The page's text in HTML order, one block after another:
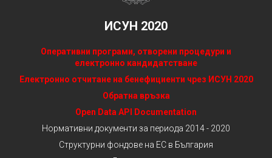
ИСУН 2020
Оперативни програми, отворени процедури и
електронно кандидатстване
Електронно отчитане на бенефициенти чрез ИСУН 2020
Обратна връзка
Open Data API Documentation
Нормативни документи за периода 2014 - 2020
Структурни фондове на ЕС в България